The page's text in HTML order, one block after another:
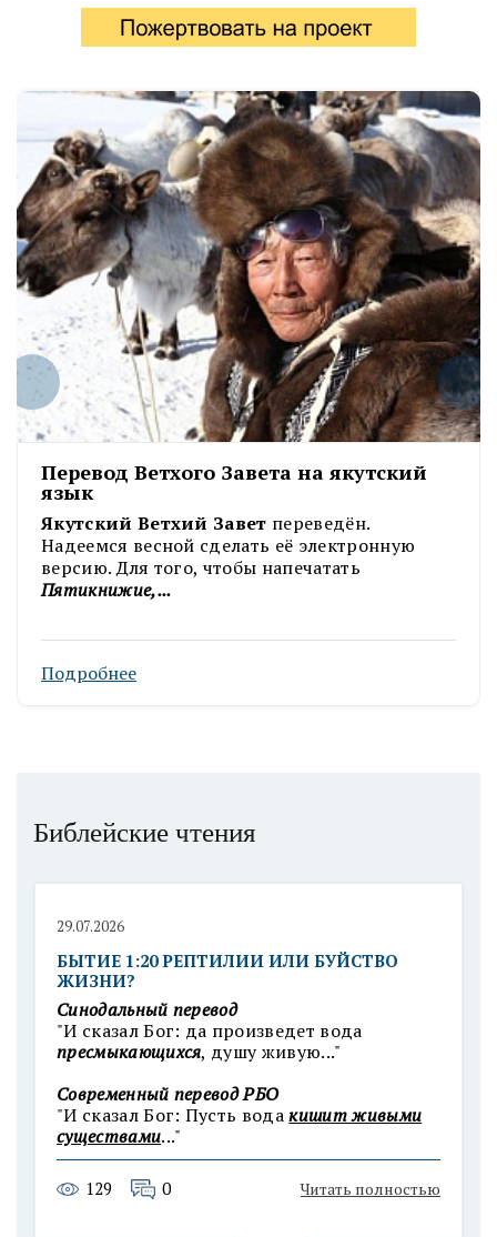
Перевод Ветхого Завета на якутский
язык
Якутский Ветхий Завет переведён.
Надеемся весной сделать её электронную
версию. Для того, чтобы напечатать
Пятикнижие,...
Подробнее
Библейские чтения
29.07.2026
БЫТИЕ 1:20 РЕПТИЛИИ ИЛИ БУЙСТВО
ЖИЗНИ?
Синодальный перевод
"И сказал Бог: да произведет вода
пресмыкающихся, душу живую..."
Современный перевод РБО
"И сказал Бог: Пусть водакишит живыми
существами..."
129 0 Читать полностью